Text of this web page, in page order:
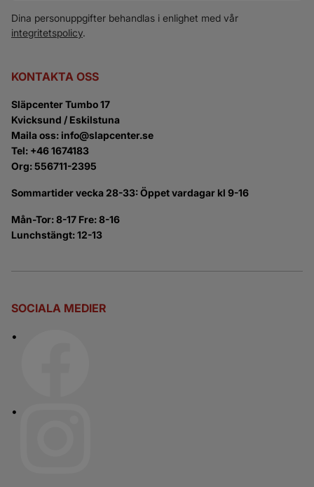
Dina personuppgifter behandlas i enlighet med vår
integritetspolicy.
KONTAKTA OSS
Släpcenter Tumbo 17
Kvicksund / Eskilstuna
Maila oss: info@slapcenter.se
Tel: +46 1674183
Org: 556711-2395
Sommartider vecka 28-33: Öppet vardagar kl 9-16
Mån-Tor: 8-17 Fre: 8-16
Lunchstängt: 12-13
SOCIALA MEDIER